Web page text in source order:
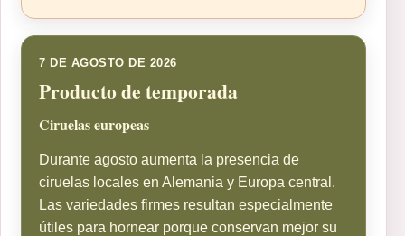
7 DE AGOSTO DE 2026
Producto de temporada
Ciruelas europeas
Durante agosto aumenta la presencia de
ciruelas locales en Alemania y Europa central.
Las variedades firmes resultan especialmente
útiles para hornear porque conservan mejor su